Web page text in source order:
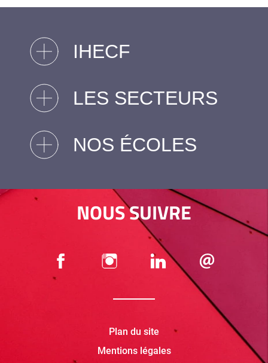
IHECF
LES SECTEURS
NOS ÉCOLES
NOUS SUIVRE
Plan du site
Mentions légales